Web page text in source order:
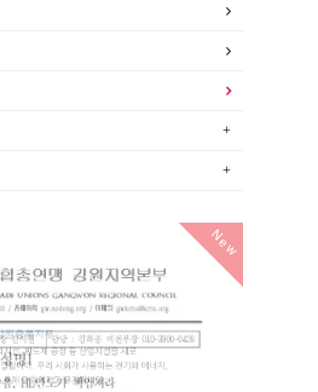
New